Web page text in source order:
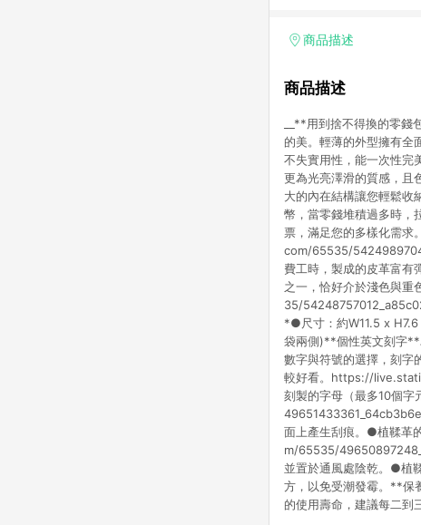
格，部分退款不在此限
使用規則請以點數紅包活
商品描述
商品描述
__**用到捨不得換的零
的美。輕薄的外型擁有全
不失實用性，能一次性完
更為光亮澤滑的質感，且
大的內在結構讓您輕鬆收
幣，當零錢堆積過多時，
票，滿足您的多樣化需
com/65535/
費工時，製成的皮革富有
之一，恰好介於淺色與
35/
*●尺寸：約W11.5 x
袋兩側)**個性英文刻字**
數字與符號的選擇，刻字
較好看。https://
刻製的字母（最多10個
面上產生刮痕。●植鞣革
m/65535/
並置於通風處陰乾。●植
方，以免受潮發霉。**保
的使用壽命，建議每二到